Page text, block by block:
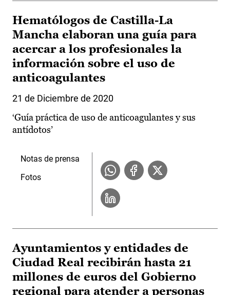
Hematólogos de Castilla-La
Mancha elaboran una guía para
acercar a los profesionales la
información sobre el uso de
anticoagulantes
21 de Diciembre de 2020
‘Guía práctica de uso de anticoagulantes y sus
antídotos’
Notas de prensa
Fotos
Ayuntamientos y entidades de
Ciudad Real recibirán hasta 21
millones de euros del Gobierno
regional para atender a personas